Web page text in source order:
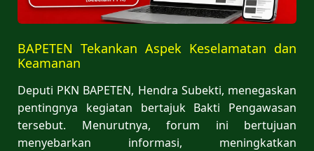
BAPETEN Tekankan Aspek Keselamatan dan
Keamanan
Deputi PKN BAPETEN, Hendra Subekti, menegaskan
pentingnya kegiatan bertajuk Bakti Pengawasan
tersebut. Menurutnya, forum ini bertujuan
menyebarkan informasi, meningkatkan